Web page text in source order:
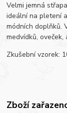
Velmi jemná
ideální na pletení
módních doplňků.
medvídků, oveček,
Zkušební vzorek:
Zboží